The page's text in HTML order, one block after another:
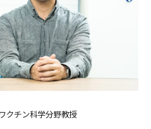
クチン科学分野教授